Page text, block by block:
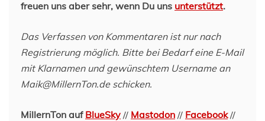
freuen uns aber sehr, wenn Du uns unterstützt.
Das Verfassen von Kommentaren ist nur nach
Registrierung möglich. Bitte bei Bedarf eine E-Mail
mit Klarnamen und gewünschtem Username an
Maik@MillernTon.de schicken.
MillernTon auf BlueSky // Mastodon // Facebook//